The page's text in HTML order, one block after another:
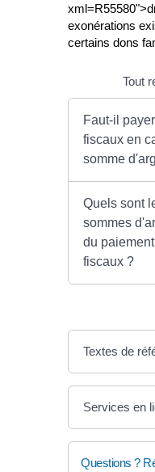
exonérations
certains dons
Tout
Faut-il
fiscaux en
somme
Quels sont
sommes
du
fiscaux ?
Textes de
Services en
Questions ?